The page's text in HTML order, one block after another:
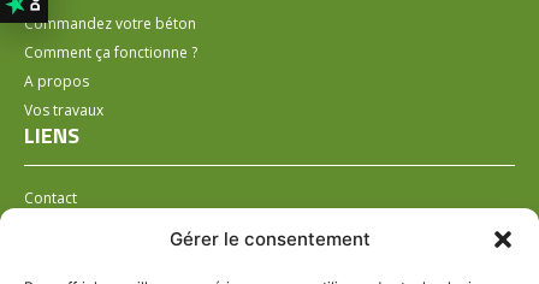
Gérer le consentement
Commandez votre béton
Comment ça fonctionne ?
A propos
Vos travaux
LIENS
Contact